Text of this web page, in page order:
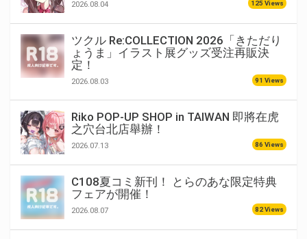
2026.08.04 125 Views
ツクル Re:COLLECTION 2026「きただり
ょうま」イラスト展グッズ受注再販決
定！
2026.08.03 91 Views
Riko POP-UP SHOP in TAIWAN 即將在虎
之穴台北店舉辦！
2026.07.13 86 Views
C108夏コミ新刊！ とらのあな限定特典
フェアが開催！
2026.08.07 82 Views